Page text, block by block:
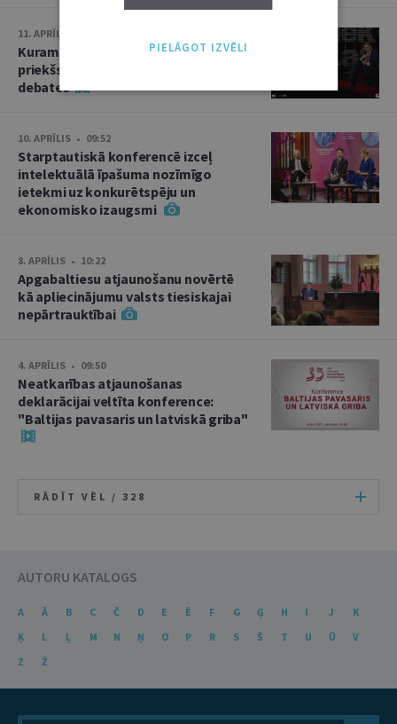
11. APRĪLIS • 15:02
Kuram jābūt Augstākās tiesas
priekšsēdētājam? Kandidātu
debates
10. APRĪLIS • 09:52
Starptautiskā konferencē izceļ
intelektuālā īpašuma nozīmīgo
ietekmi uz konkurētspēju un
ekonomisko izaugsmi
8. APRĪLIS • 10:22
Apgabaltiesu atjaunošanu novērtē
kā apliecinājumu valsts tiesiskajai
nepārtrauktībai
4. APRĪLIS • 09:50
Neatkarības atjaunošanas
deklarācijai veltīta konference:
"Baltijas pavasaris un latviskā griba"
RĀDĪT VĒL / 328
AUTORU KATALOGS
A Ā B C Č D E Ē F G Ģ H I J
K
Ķ
L Ļ M N Ņ O P R S Š T U Ū
V
Z
Ž
PIELĀGOT IZVĒLI